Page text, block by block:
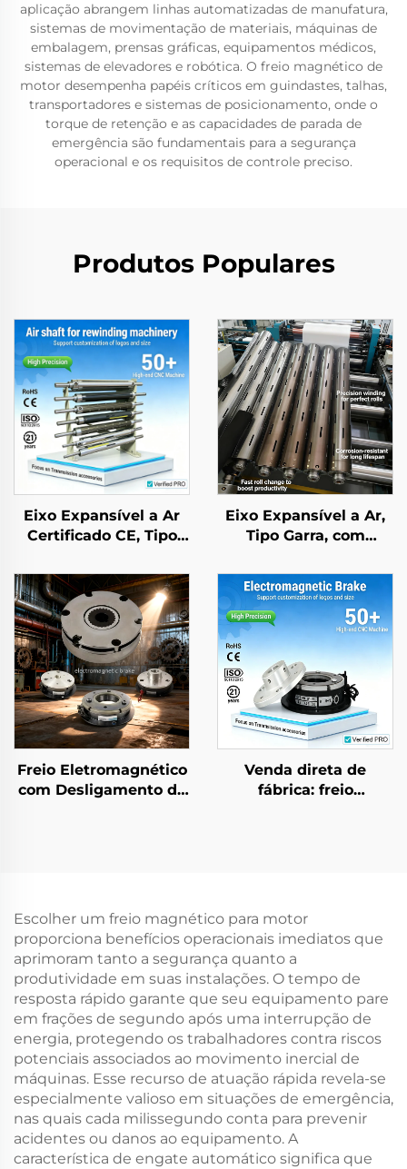
aplicação abrangem linhas automatizadas de manufatura,
sistemas de movimentação de materiais, máquinas de
embalagem, prensas gráficas, equipamentos médicos,
sistemas de elevadores e robótica. O freio magnético de
motor desempenha papéis críticos em guindastes, talhas,
transportadores e sistemas de posicionamento, onde o
torque de retenção e as capacidades de parada de
emergência são fundamentais para a segurança
operacional e os requisitos de controle preciso.
Produtos Populares
Eixo Expansível a Ar
Certificado CE, Tipo
Alumínio, Roletes
Têxteis de Baixo Atrito
Eixo Expansível a Ar,
Tipo Garra, com
Núcleo Inflável com
Rolamento, para
Rebobinadeira
Freio Eletromagnético
com Desligamento de
Venda direta de
fábrica: freio
Escolher um freio magnético para motor
proporciona benefícios operacionais imediatos que
aprimoram tanto a segurança quanto a
produtividade em suas instalações. O tempo de
resposta rápido garante que seu equipamento pare
em frações de segundo após uma interrupção de
energia, protegendo os trabalhadores contra riscos
potenciais associados ao movimento inercial de
máquinas. Esse recurso de atuação rápida revela-se
especialmente valioso em situações de emergência,
nas quais cada milissegundo conta para prevenir
acidentes ou danos ao equipamento. A
característica de engate automático significa que